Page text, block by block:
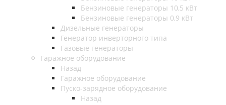
Бензиновые генераторы 10,5 кВт
Бензиновые генераторы 0,9 кВт
Дизельные генераторы
Генератор инверторного типа
Газовые генераторы
Гаражное оборудование
Назад
Гаражное оборудование
Пуско-зарядное оборудование
Назад